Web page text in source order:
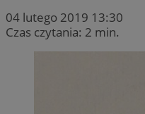
04 lutego 2019 13:30
Czas czytania: 2 min.